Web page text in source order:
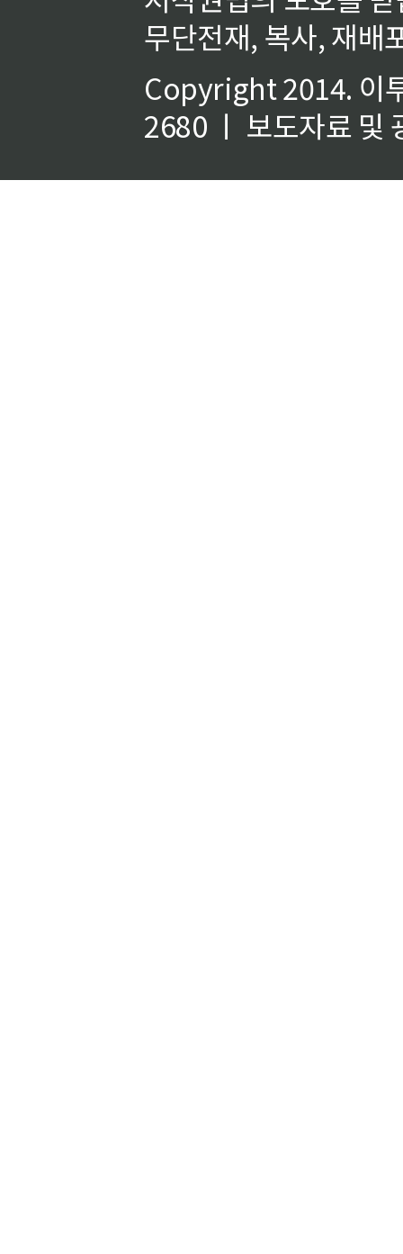
무단전재, 복사, 재배
Copyright 2014. 이
2680 ㅣ 보도자료